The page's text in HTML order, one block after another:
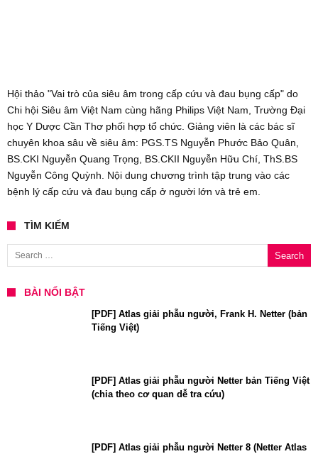
Hội thảo "Vai trò của siêu âm trong cấp cứu và đau bụng cấp" do
Chi hội Siêu âm Việt Nam cùng hãng Philips Việt Nam, Trường Đại
học Y Dược Cần Thơ phối hợp tổ chức. Giảng viên là các bác sĩ
chuyên khoa sâu về siêu âm: PGS.TS Nguyễn Phước Bảo Quân,
BS.CKI Nguyễn Quang Trọng, BS.CKII Nguyễn Hữu Chí, ThS.BS
Nguyễn Công Quỳnh. Nội dung chương trình tập trung vào các
bệnh lý cấp cứu và đau bụng cấp ở người lớn và trẻ em.
TÌM KIẾM
Search for:
BÀI NỔI BẬT
[PDF] Atlas giải phẫu người, Frank H. Netter (bản
Tiếng Việt)
[PDF] Atlas giải phẫu người Netter bản Tiếng Việt
(chia theo cơ quan dễ tra cứu)
[PDF] Atlas giải phẫu người Netter 8 (Netter Atlas